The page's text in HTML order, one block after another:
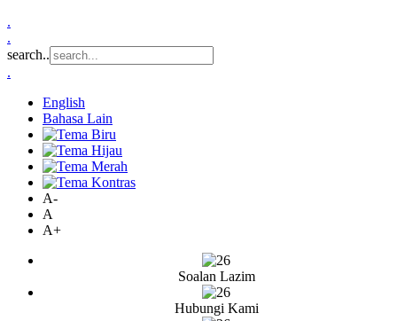
.
.
search..
.
English
Bahasa Lain
A-
A
A+
Soalan Lazim
Hubungi Kami